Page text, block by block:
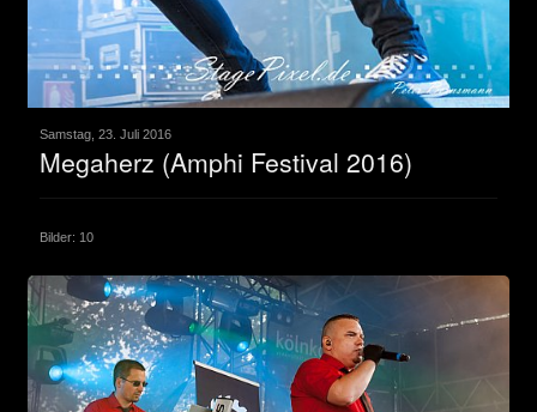
Samstag, 23. Juli 2016
Megaherz (Amphi Festival 2016)
Bilder: 10